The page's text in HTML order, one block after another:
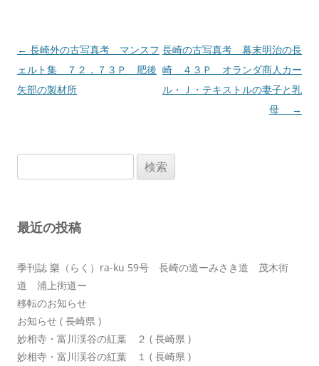
投
稿
ナ
← 長崎外の古写真考 マンスフ
ェルト集 ７２，７３Ｐ 肥後
矢部の製材所
長崎の古写真考 幕末明治の長
崎 ４３Ｐ オランダ商人カー
ル・Ｊ・テキストルの妻子と乳
母
→
索:
最近の投稿
季刊誌 樂（らく）ra-ku 59号 長崎の道ーみさき道 茂木街
道 浦上街道ー
移転のお知らせ
お知らせ ( 長崎県 )
妙相寺・富川渓谷の紅葉 ２ ( 長崎県 )
妙相寺・富川渓谷の紅葉 １ ( 長崎県 )